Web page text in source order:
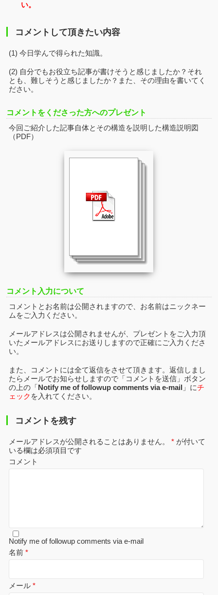
い。
コメントして頂きたい内容
(1) 今日学んで得られた知識。
(2) 自分でもお役立ち記事が書けそうと感じましたか？それ
とも、難しそうと感じましたか？また、その理由を書いてく
ださい。
コメントをくださった方へのプレゼント
今回ご紹介した記事自体とその構造を説明した構造説明図
（PDF）
コメント入力について
コメントとお名前は公開されますので、お名前はニックネー
ムをご入力ください。
メールアドレスは公開されませんが、プレゼントをご入力頂
いたメールアドレスにお送りしますので正確にご入力くださ
い。
また、コメントには全て返信をさせて頂きます。返信しまし
たらメールでお知らせしますので「コメントを送信」ボタン
の上の「Notify me of followup comments via e-mail 」にチ
ェック を入れてください。
コメントを残す
メールアドレスが公開されることはありません。 * が付いて
いる欄は必須項目です
コメント
Notify me of followup comments via e-mail
名前*
メール*